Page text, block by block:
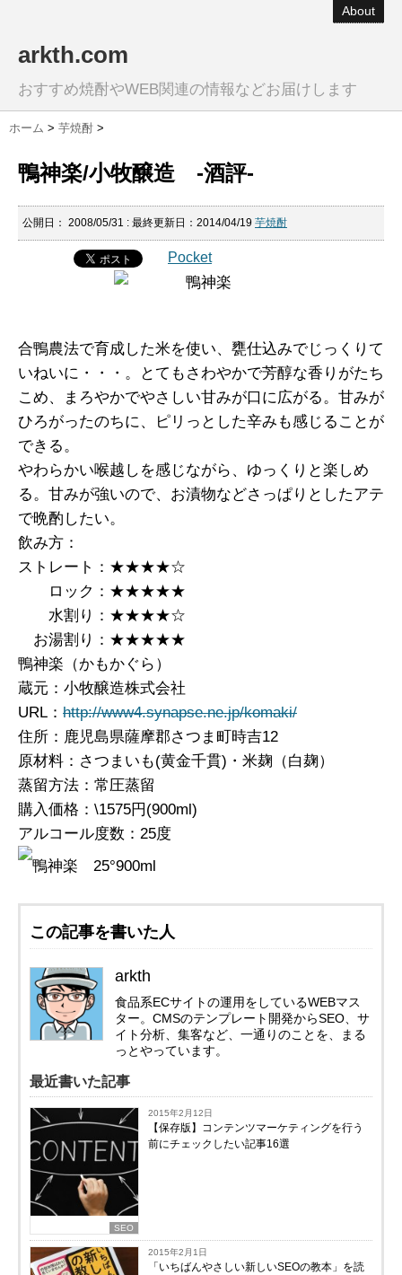
About
arkth.com
おすすめ焼酎やWEB関連の情報などお届けします
ホーム > 芋焼酎 >
鴨神楽/小牧醸造 -酒評-
公開日： 2008/05/31 : 最終更新日：2014/04/19 芋焼酎
Pocket
合鴨農法で育成した米を使い、甕仕込みでじっくりて
いねいに・・・。とてもさわやかで芳醇な香りがたち
こめ、まろやかでやさしい甘みが口に広がる。甘みが
ひろがったのちに、ピリっとした辛みも感じることが
できる。
やわらかい喉越しを感じながら、ゆっくりと楽しめ
る。甘みが強いので、お漬物などさっぱりとしたアテ
で晩酌したい。
飲み方：
ストレート：★★★★☆
ロック：★★★★★
水割り：★★★★☆
お湯割り：★★★★★
鴨神楽（かもかぐら）
蔵元：小牧醸造株式会社
URL： http://www4.synapse.ne.jp/komaki/
住所：鹿児島県薩摩郡さつま町時吉12
原材料：さつまいも(黄金千貫)・米麹（白麹）
蒸留方法：常圧蒸留
購入価格：\1575円(900ml)
アルコール度数：25度
鴨神楽 25°900ml
この記事を書いた人
arkth
食品系ECサイトの運用をしているWEBマス
ター。CMSのテンプレート開発からSEO、サ
イト分析、集客など、一通りのことを、まる
っとやっています。
最近書いた記事
SEO
2015年2月12日
【保存版】コンテンツマーケティングを行う
前にチェックしたい記事16選
2015年2月1日
「いちばんやさしい新しいSEOの教本」を読